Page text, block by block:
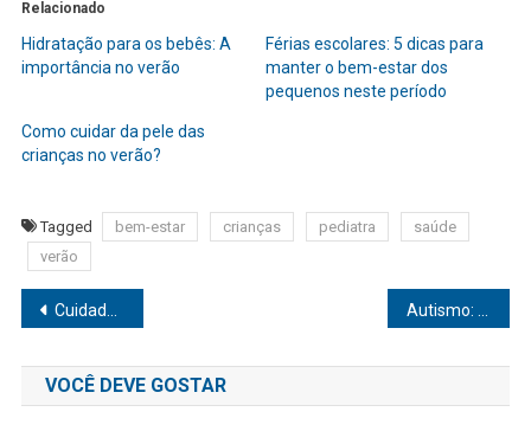
Relacionado
Hidratação para os bebês: A
importância no verão
Férias escolares: 5 dicas para
manter o bem-estar dos
pequenos neste período
Como cuidar da pele das
crianças no verão?
Tagged bem-estar crianças pediatra
saúde
verão
Navegação
de
Post
Cuidados no verão: A importância da conscientização do câncer de pele
VOCÊ DEVE GOSTAR